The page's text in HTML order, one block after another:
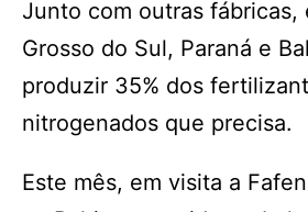
Junto com outras fábricas,
Grosso do Sul, Paraná e
produzir 35% dos
nitrogenados que precisa.
Este mês, em visita a